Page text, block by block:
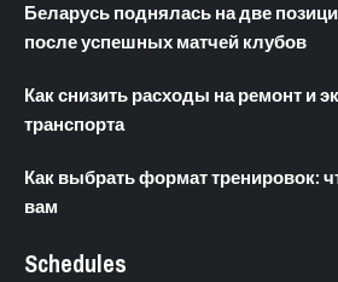
Беларусь поднялась на две
после успешных матчей клубов
Как снизить расходы на ремонт и
транспорта
Как выбрать формат тренировок:
вам
Schedules